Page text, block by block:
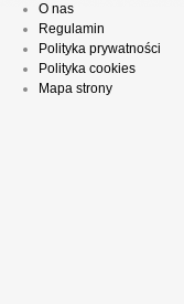
O nas
Regulamin
Polityka prywatności
Polityka cookies
Mapa strony